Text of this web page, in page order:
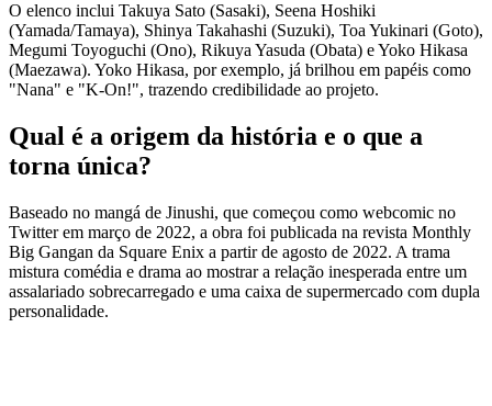
O elenco inclui Takuya Sato (Sasaki), Seena Hoshiki
(Yamada/Tamaya), Shinya Takahashi (Suzuki), Toa Yukinari (Goto),
Megumi Toyoguchi (Ono), Rikuya Yasuda (Obata) e Yoko Hikasa
(Maezawa). Yoko Hikasa, por exemplo, já brilhou em papéis como
"Nana" e "K-On!", trazendo credibilidade ao projeto.
Qual é a origem da história e o que a
torna única?
Baseado no mangá de Jinushi, que começou como webcomic no
Twitter em março de 2022, a obra foi publicada na revista Monthly
Big Gangan da Square Enix a partir de agosto de 2022. A trama
mistura comédia e drama ao mostrar a relação inesperada entre um
assalariado sobrecarregado e uma caixa de supermercado com dupla
personalidade.